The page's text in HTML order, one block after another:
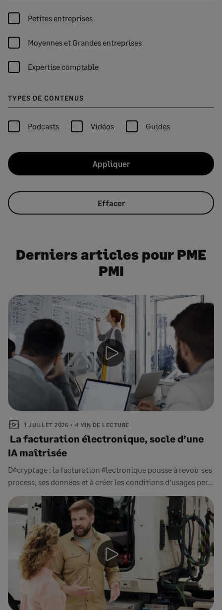
Petites entreprises
Moyennes et Grandes entreprises
Expertise comptable
TYPES DE CONTENUS
Podcasts Vidéos Guides
Appliquer
Effacer
Derniers articles pour PME
PMI
1 JUILLET 2026 4 MIN DE LECTURE
La facturation électronique, socle d’une
IA maîtrisée
Décryptage : la facturation électronique pousse à revoir ses
process, ses données et à créer les conditions d’usages per...